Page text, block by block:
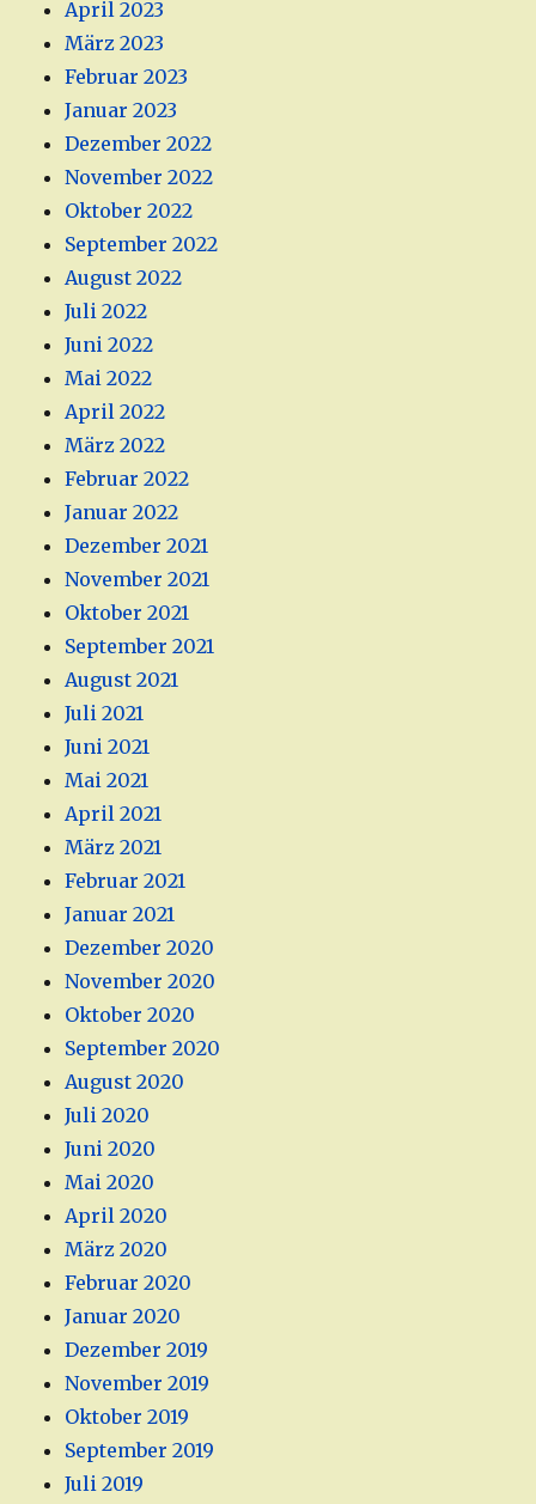
April 2023
März 2023
Februar 2023
Januar 2023
Dezember 2022
November 2022
Oktober 2022
September 2022
August 2022
Juli 2022
Juni 2022
Mai 2022
April 2022
März 2022
Februar 2022
Januar 2022
Dezember 2021
November 2021
Oktober 2021
September 2021
August 2021
Juli 2021
Juni 2021
Mai 2021
April 2021
März 2021
Februar 2021
Januar 2021
Dezember 2020
November 2020
Oktober 2020
September 2020
August 2020
Juli 2020
Juni 2020
Mai 2020
April 2020
März 2020
Februar 2020
Januar 2020
Dezember 2019
November 2019
Oktober 2019
September 2019
Juli 2019